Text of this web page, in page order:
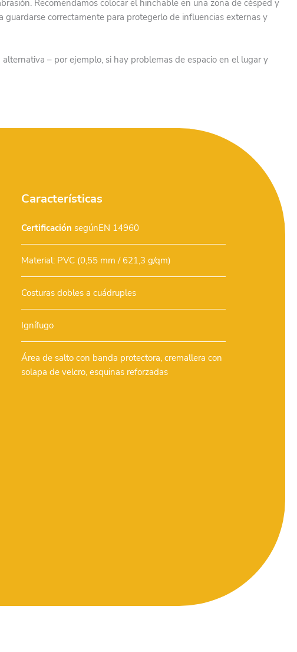
Recomendamos colocar el hinchable en una zona de césped y
correctamente para protegerlo de influencias externas y
– por ejemplo, si hay problemas de espacio en el lugar y
Características
Certificación segúnEN 14960
Material: PVC (0,55 mm / 621,3 g/qm)
Costuras dobles a cuádruples
Ignífugo
Área de salto con banda protectora, cremallera con
solapa de velcro, esquinas reforzadas